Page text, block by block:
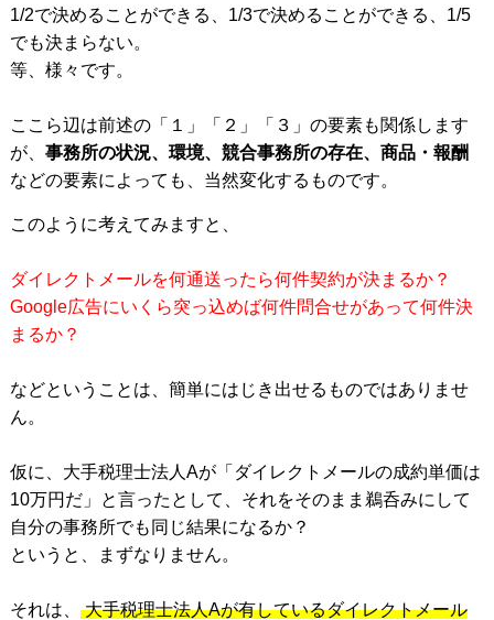
1/2で決めることができる、1/3で決めることができる、1/5
でも決まらない。
等、様々です。
ここら辺は前述の「１」「２」「３」の要素も関係します
が、 事務所の状況、環境、競合事務所の存在、商品・報酬
などの要素によっても、当然変化するものです。
このように考えてみますと、
ダイレクトメールを何通送ったら何件契約が決まるか？
Google広告にいくら突っ込めば何件問合せがあって何件決
まるか？
などということは、簡単にはじき出せるものではありませ
ん。
仮に、大手税理士法人Aが「ダイレクトメールの成約単価は
10万円だ」と言ったとして、それをそのまま鵜呑みにして
自分の事務所でも同じ結果になるか？
というと、まずなりません。
それは、 大手税理士法人Aが有しているダイレクトメール